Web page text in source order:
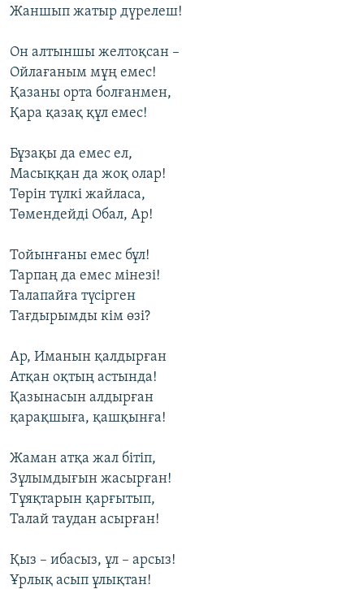
Жаншып жатыр дүрелеш!
Он алтыншы желтоқсан –
Ойлағаным мұң емес!
Қазаны орта болғанмен,
Қара қазақ құл емес!
Бұзақы да емес ел,
Масыққан да жоқ олар!
Төрін түлкі жайласа,
Төмендейді Обал, Ар!
Тойынғаны емес бұл!
Тарпаң да емес мінезі!
Талапайға түсірген
Тағдырымды кім өзі?
Ар, Иманын қалдырған
Атқан оқтың астында!
Қазынасын алдырған
қарақшыға, қашқынға!
Жаман атқа жал бітіп,
Зұлымдығын жасырған!
Тұяқтарын қарғытып,
Талай таудан асырған!
Қыз – ибасыз, ұл – арсыз!
Ұрлық асып ұлықтан!